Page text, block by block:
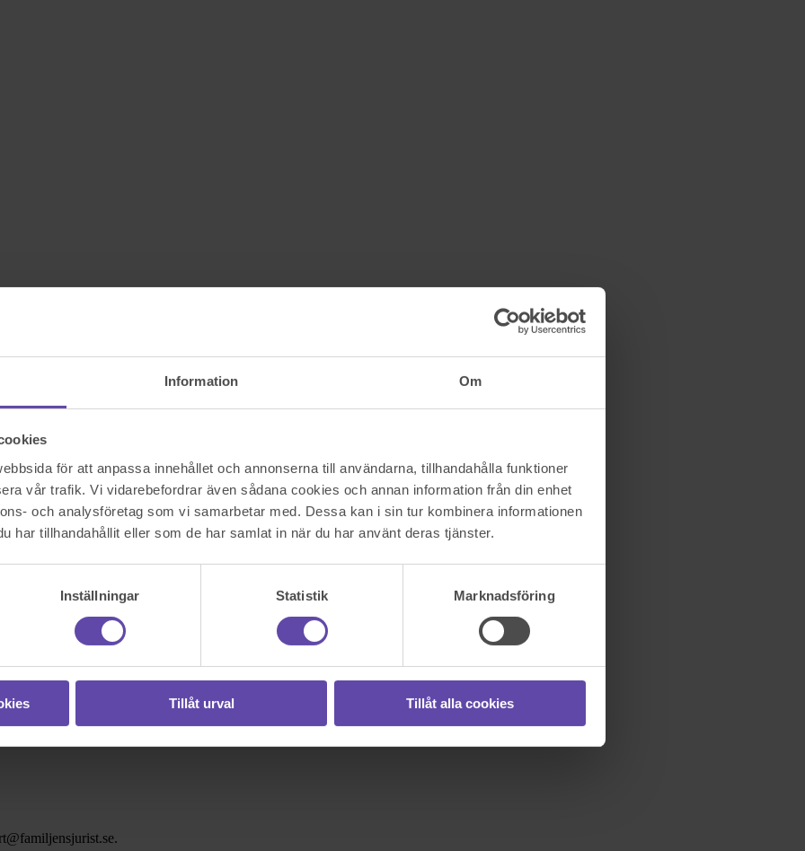
Information Om
för att anpassa innehållet och annonserna till användarna, tillhandahålla funktioner
vår trafik. Vi vidarebefordrar även sådana cookies och annan information från din enhet
och analysföretag som vi samarbetar med. Dessa kan i sin tur kombinera informationen
har tillhandahållit eller som de har samlat in när du har använt deras tjänster.
Inställningar Statistik Marknadsföring
Tillåt urval Tillåt alla cookies